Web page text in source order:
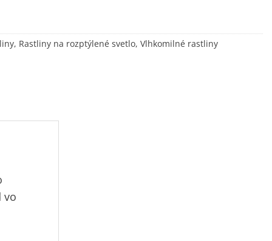
, Rastliny na rozptýlené svetlo, Vlhkomilné rastliny
vo